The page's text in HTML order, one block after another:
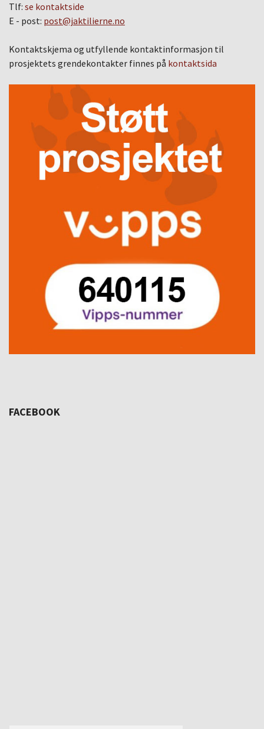
Tlf: se kontaktside
E - post: post@jaktilierne.no
Kontaktskjema og utfyllende kontaktinformasjon til
prosjektets grendekontakter finnes på kontaktsida
FACEBOOK